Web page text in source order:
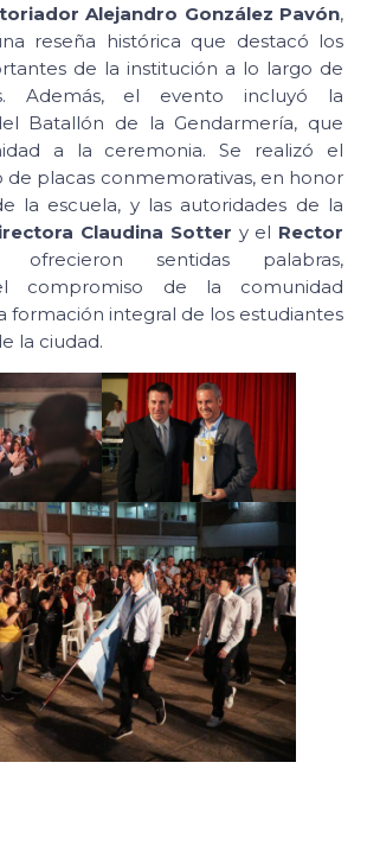
Alejandro González Pavón,
reseña histórica que destacó los
de la institución a lo largo de
Además, el evento incluyó la
Batallón de la Gendarmería, que
a la ceremonia. Se realizó el
placas conmemorativas, en honor
la escuela, y las autoridades de la
Claudina Sotter y el Rector
ofrecieron sentidas palabras,
compromiso de la comunidad
formación integral de los estudiantes
la ciudad.